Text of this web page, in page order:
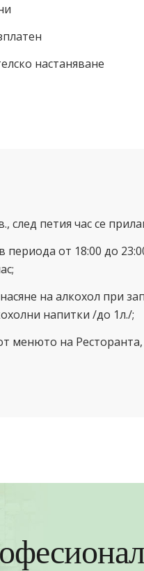
настаняване
след петия час се
от 18:00 до
на алкохол при
напитки /до 1л./;
менюто на Ресторанта,